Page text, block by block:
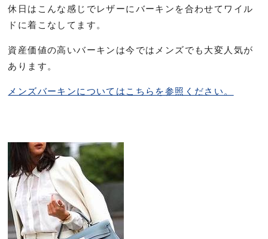
休日はこんな感じでレザーにバーキンを合わせてワイル
ドに着こなしてます。
資産価値の高いバーキンは今ではメンズでも大変人気が
あります。
メンズバーキンについてはこちらを参照ください。